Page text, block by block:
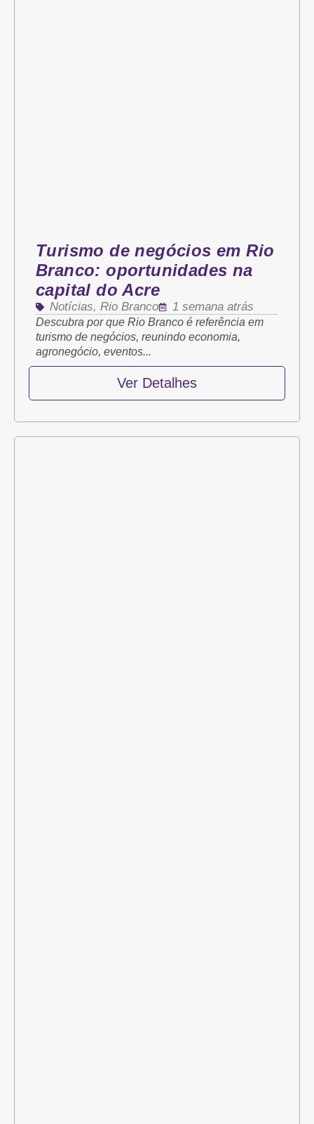
Turismo de negócios em Rio
Branco: oportunidades na
capital do Acre
Notícias, Rio Branco 1 semana atrás
Descubra por que Rio Branco é referência em
turismo de negócios, reunindo economia,
agronegócio, eventos...
Ver Detalhes